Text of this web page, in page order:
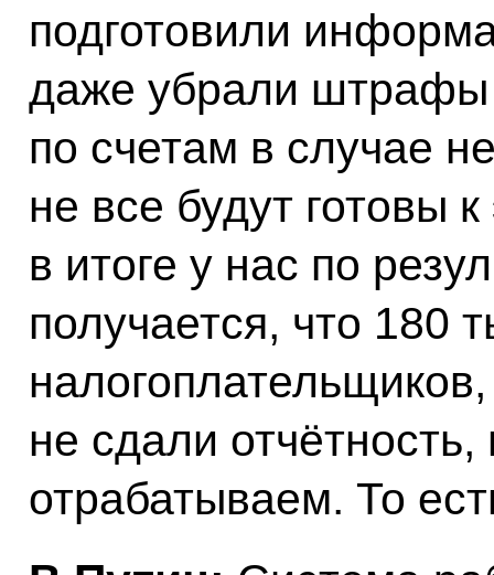
подготовили
даже убрали штрафы
по счетам в случае
не все будут готовы
в итоге у нас по
получается, что 180
не сдали
отрабатываем. То